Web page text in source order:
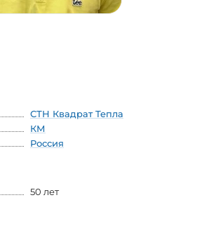
СТН Квадрат Тепла
КМ
Россия
50 лет